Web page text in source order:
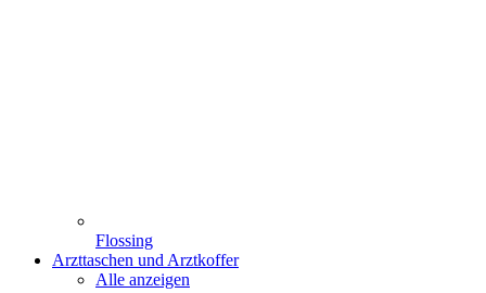
Flossing
Arzttaschen und Arztkoffer
Alle anzeigen